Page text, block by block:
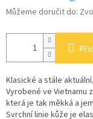
Můžeme doručit do:
Klasické a stále
Vyrobené ve Vietnamu
která je tak měkká a
Svrchní linie kůže je